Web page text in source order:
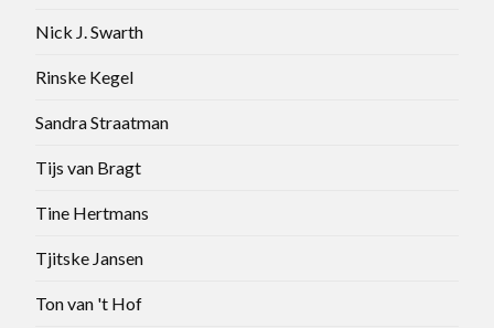
Nick J. Swarth
Rinske Kegel
Sandra Straatman
Tijs van Bragt
Tine Hertmans
Tjitske Jansen
Ton van 't Hof